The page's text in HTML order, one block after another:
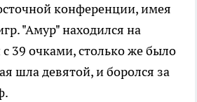
конференции, имея
"Амур" находился на
39 очками, столько же было
шла девятой, и боролся за